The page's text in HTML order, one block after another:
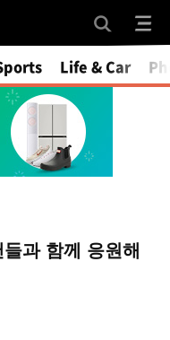
Mute
Life & Car
과 함께 응원해